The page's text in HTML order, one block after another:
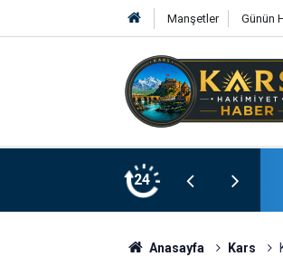
Manşetler Günün
24
Anasayfa Kars